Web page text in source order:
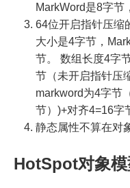
MarkWord是8字节
64位开启指针压缩
大小是4字节，
节。 数组长度4字
节（未开启指针压
markword为4字节
节）)+对齐4=16字
静态属性不算在对
HotSpot对象模